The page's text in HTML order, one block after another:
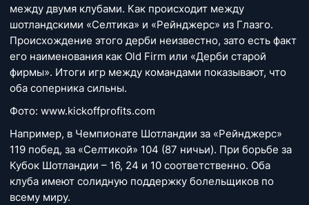
между двумя клубами. Как происходит между
шотландскими «Селтика» и «Рейнджерс» из Глазго.
Происхождение этого дерби неизвестно, зато есть факт
его наименования как Old Firm или «Дерби старой
фирмы». Итоги игр между командами показывают, что
оба соперника сильны.
Фото: www.kickoffprofits.com
Например, в Чемпионате Шотландии за «Рейнджерс»
119 побед, за «Селтикой» 104 (87 ничьи). При борьбе за
Кубок Шотландии – 16, 24 и 10 соответственно. Оба
клуба имеют солидную поддержку болельщиков по
всему миру.